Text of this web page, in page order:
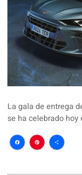
La gala de entrega
se ha celebrado
Facebook
Pinterest